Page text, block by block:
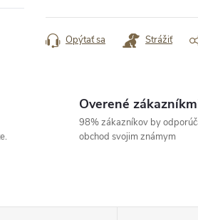
cena:
Opýtať sa Strážiť
Overené
98% zákazníkov by
obchod svojim známym